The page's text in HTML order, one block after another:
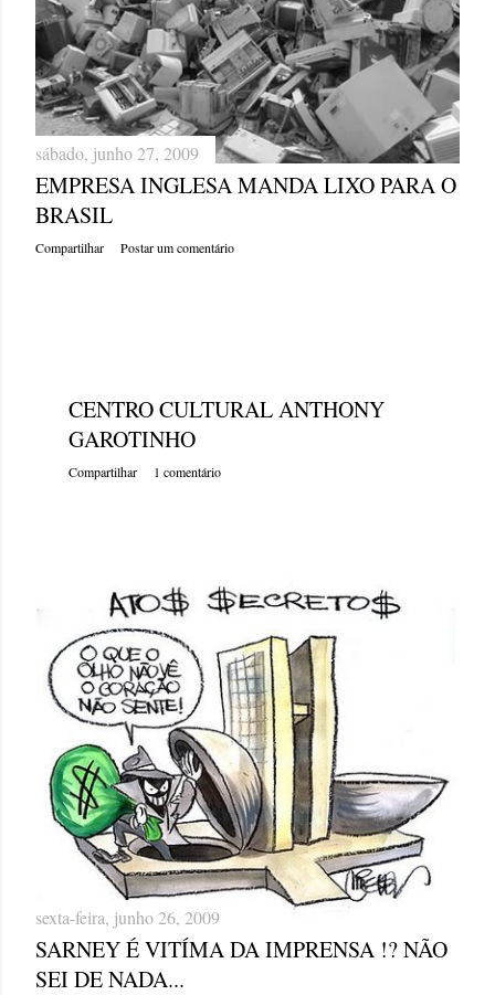
sábado, junho 27, 2009
EMPRESA INGLESA MANDA LIXO PARA O
BRASIL
Compartilhar Postar um comentário
CENTRO CULTURAL ANTHONY
GAROTINHO
Compartilhar 1 comentário
sexta-feira, junho 26, 2009
SARNEY É VITÍMA DA IMPRENSA !? NÃO
SEI DE NADA...